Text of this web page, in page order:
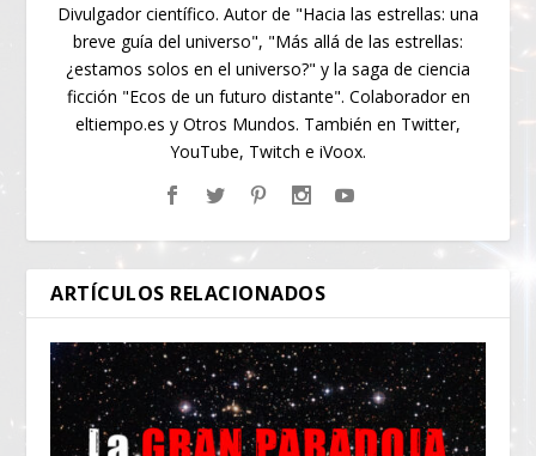
Divulgador científico. Autor de "Hacia las estrellas: una
breve guía del universo", "Más allá de las estrellas:
¿estamos solos en el universo?" y la saga de ciencia
ficción "Ecos de un futuro distante". Colaborador en
eltiempo.es y Otros Mundos. También en Twitter,
YouTube, Twitch e iVoox.
ARTÍCULOS RELACIONADOS